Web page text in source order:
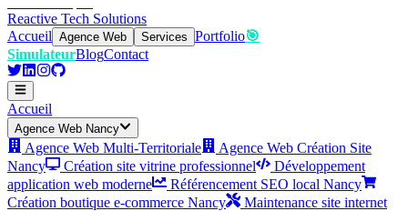
Reactive Tech Solutions
Accueil Agence Web Services Portfolio🎯
SimulateurBlogContact
Accueil
Agence Web Nancy
Agence Web Multi-Territoriale
Agence Web Création Site
Nancy
Création site vitrine professionnel
Développement
application web moderne
Référencement SEO local Nancy
Création boutique e-commerce Nancy
Maintenance site internet